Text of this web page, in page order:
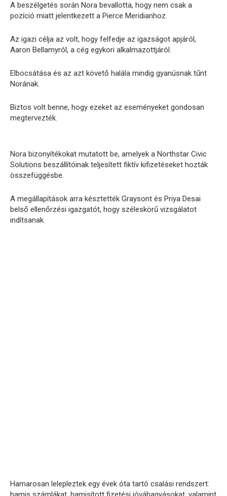
A beszélgetés során Nora bevallotta, hogy nem csak a
pozíció miatt jelentkezett a Pierce Meridianhoz.
Az igazi célja az volt, hogy felfedje az igazságot apjáról,
Aaron Bellamyról, a cég egykori alkalmazottjáról.
Elbocsátása és az azt követő halála mindig gyanúsnak tűnt
Norának.
Biztos volt benne, hogy ezeket az eseményeket gondosan
megtervezték.
Nora bizonyítékokat mutatott be, amelyek a Northstar Civic
Solutions beszállítóinak teljesített fiktív kifizetéseket hozták
összefüggésbe.
A megállapítások arra késztették Graysont és Priya Desai
belső ellenőrzési igazgatót, hogy széleskörű vizsgálatot
indítsanak.
Hamarosan lelepleztek egy évek óta tartó csalási rendszert: